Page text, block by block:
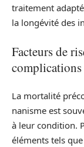
traitement
la longévité des
Facteurs de
complications
La mortalité
nanisme est
à leur condition.
éléments tels